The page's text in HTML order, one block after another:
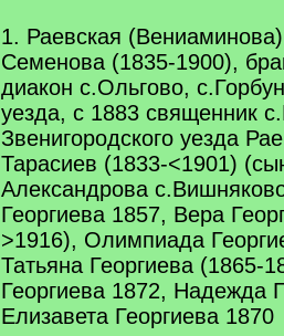
1. Раевская
Семенова (1835-1900),
диакон с.Ольгово,
уезда, с 1883 священник
Звенигородского уезда
Тарасиев (1833-<1901)
Александрова
Георгиева 1857, Вера
>1916), Олимпиада
Татьяна Георгиева (1865-
Георгиева 1872, Надежда
Елизавета Георгиева 1870